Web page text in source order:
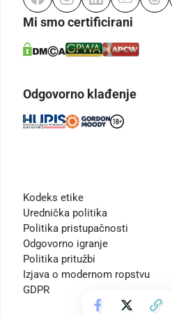
Mi smo certificirani
Odgovorno klađenje
Kodeks etike
Urednička politika
Politika pristupačnosti
Odgovorno igranje
Politika pritužbi
Izjava o modernom ropstvu
GDPR